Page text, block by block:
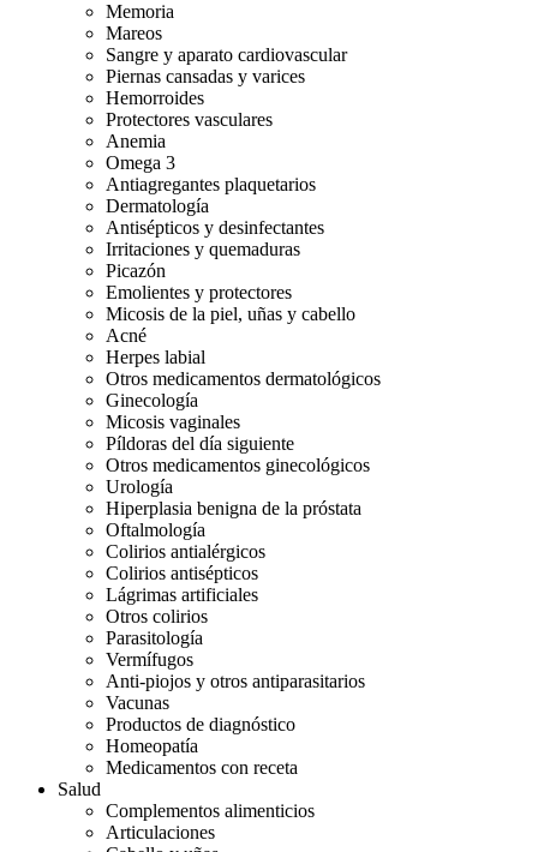
Memoria
Mareos
Sangre y aparato cardiovascular
Piernas cansadas y varices
Hemorroides
Protectores vasculares
Anemia
Omega 3
Antiagregantes plaquetarios
Dermatología
Antisépticos y desinfectantes
Irritaciones y quemaduras
Picazón
Emolientes y protectores
Micosis de la piel, uñas y cabello
Acné
Herpes labial
Otros medicamentos dermatológicos
Ginecología
Micosis vaginales
Píldoras del día siguiente
Otros medicamentos ginecológicos
Urología
Hiperplasia benigna de la próstata
Oftalmología
Colirios antialérgicos
Colirios antisépticos
Lágrimas artificiales
Otros colirios
Parasitología
Vermífugos
Anti-piojos y otros antiparasitarios
Vacunas
Productos de diagnóstico
Homeopatía
Medicamentos con receta
Salud
Complementos alimenticios
Articulaciones